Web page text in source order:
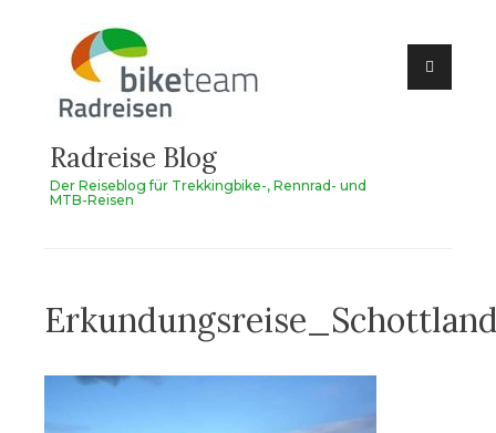
springen
Radreise Blog
Der Reiseblog für Trekkingbike-, Rennrad- und
MTB-Reisen